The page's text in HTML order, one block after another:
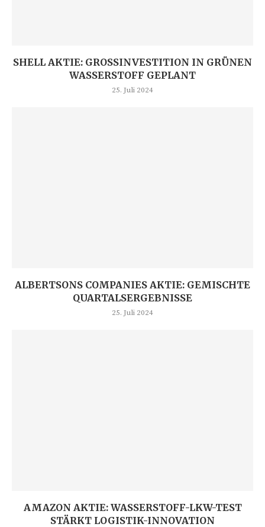
SHELL AKTIE: GROSSINVESTITION IN GRÜNEN W
ASSERSTOFF GEPLANT
25. Juli 2024
ALBERTSONS COMPANIES AKTIE: GEMISCHTE
QUARTALSERGEBNISSE
25. Juli 2024
AMAZON AKTIE: WASSERSTOFF-LKW-TEST
STÄRKT LOGISTIK-INNOVATION